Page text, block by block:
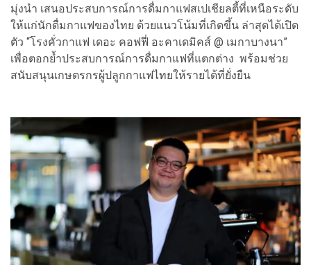
มุ่งนำ เสนอประสบการณ์การดื่มกาแฟสเปเชียลตี้ที่เหนือระดับ
ให้แก่นักดื่มกาแฟของไทย ด้วยแนวโน้มที่เกิดขึ้น ล่าสุดได้เปิด
ตัว “โรงคั่วกาแฟ เดอะ คอฟฟี่ อะคาเดมิคส์ @ เมกาบางนา”
เพื่อตอกย้ำประสบการณ์การดื่มกาแฟที่แตกต่าง พร้อมช่วย
สนับสนุนเกษตรกรผู้ปลูกกาแฟไทยให้รายได้ที่ยั่งยืน